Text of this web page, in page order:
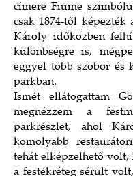
címere Fiume
csak 1874-től képezték
Károly időközben
különbségre is,
eggyel több szobor és
parkban.
Ismét ellátogattam
megnézzem a
parkrészlet, ahol
komolyabb
tehát elképzelhető
a festékréteg sérült